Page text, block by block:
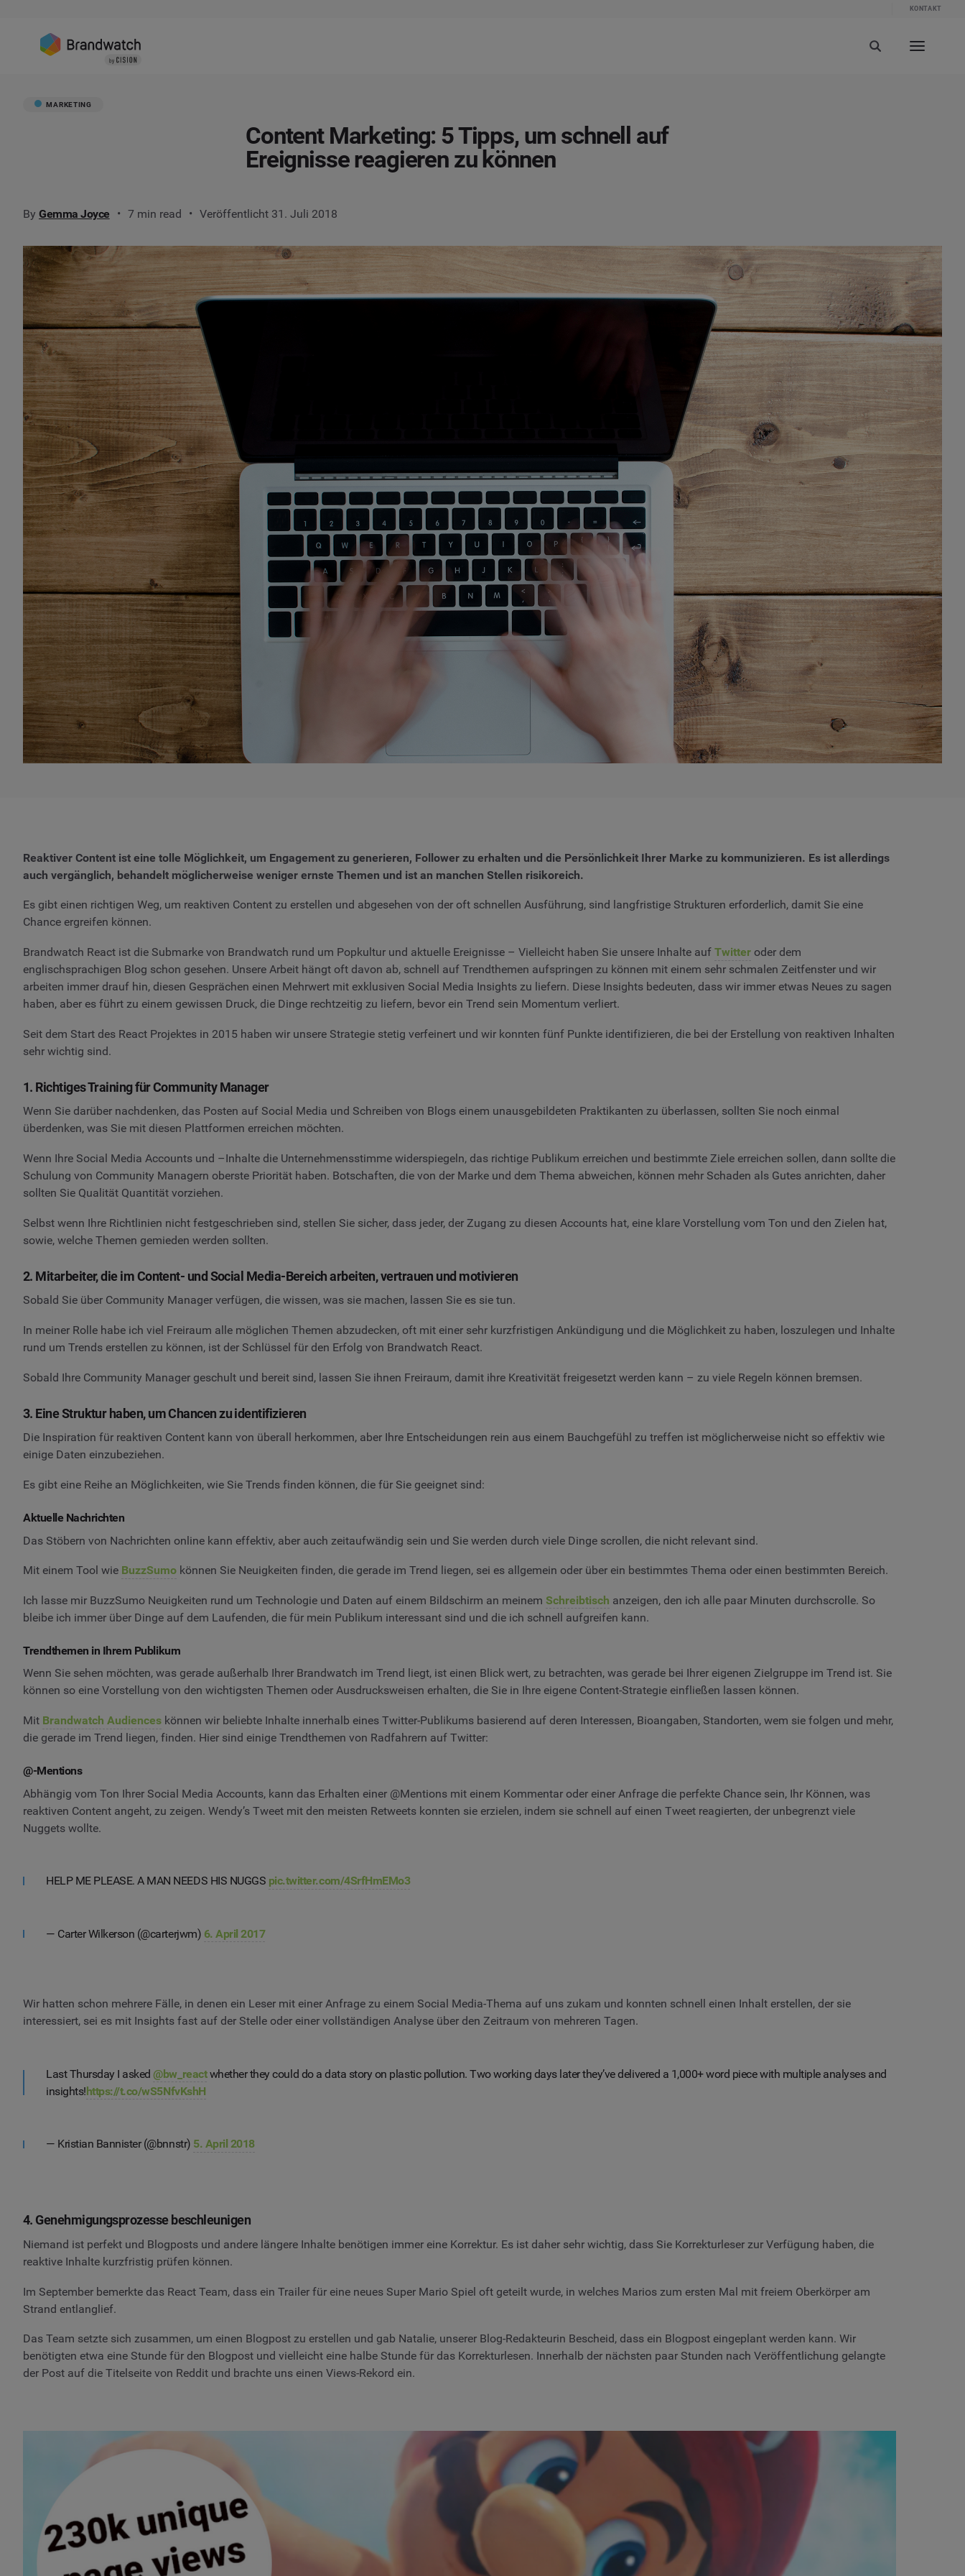
KONTAKT
MARKETING
Content Marketing: 5 Tipps, um schnell auf
Ereignisse reagieren zu können
By Gemma Joyce 7 min read Veröffentlicht 31. Juli 2018
Reaktiver Content ist eine tolle Möglichkeit, um Engagement zu generieren, Follower zu erhalten und die Persönlichkeit Ihrer Marke zu kommunizieren. Es ist allerdings
auch vergänglich, behandelt möglicherweise weniger ernste Themen und ist an manchen Stellen risikoreich.
Es gibt einen richtigen Weg, um reaktiven Content zu erstellen und abgesehen von der oft schnellen Ausführung, sind langfristige Strukturen erforderlich, damit Sie eine
Chance ergreifen können.
Brandwatch React ist die Submarke von Brandwatch rund um Popkultur und aktuelle Ereignisse – Vielleicht haben Sie unsere Inhalte auf Twitter oder dem
englischsprachigen Blog schon gesehen. Unsere Arbeit hängt oft davon ab, schnell auf Trendthemen aufspringen zu können mit einem sehr schmalen Zeitfenster und wir
arbeiten immer drauf hin, diesen Gesprächen einen Mehrwert mit exklusiven Social Media Insights zu liefern. Diese Insights bedeuten, dass wir immer etwas Neues zu sagen
haben, aber es führt zu einem gewissen Druck, die Dinge rechtzeitig zu liefern, bevor ein Trend sein Momentum verliert.
Seit dem Start des React Projektes in 2015 haben wir unsere Strategie stetig verfeinert und wir konnten fünf Punkte identifizieren, die bei der Erstellung von reaktiven Inhalten
sehr wichtig sind.
1. Richtiges Training für Community Manager
Wenn Sie darüber nachdenken, das Posten auf Social Media und Schreiben von Blogs einem unausgebildeten Praktikanten zu überlassen, sollten Sie noch einmal
überdenken, was Sie mit diesen Plattformen erreichen möchten.
Wenn Ihre Social Media Accounts und –Inhalte die Unternehmensstimme widerspiegeln, das richtige Publikum erreichen und bestimmte Ziele erreichen sollen, dann sollte die
Schulung von Community Managern oberste Priorität haben. Botschaften, die von der Marke und dem Thema abweichen, können mehr Schaden als Gutes anrichten, daher
sollten Sie Qualität Quantität vorziehen.
Selbst wenn Ihre Richtlinien nicht festgeschrieben sind, stellen Sie sicher, dass jeder, der Zugang zu diesen Accounts hat, eine klare Vorstellung vom Ton und den Zielen hat,
sowie, welche Themen gemieden werden sollten.
2. Mitarbeiter, die im Content- und Social Media-Bereich arbeiten, vertrauen und motivieren
Sobald Sie über Community Manager verfügen, die wissen, was sie machen, lassen Sie es sie tun.
In meiner Rolle habe ich viel Freiraum alle möglichen Themen abzudecken, oft mit einer sehr kurzfristigen Ankündigung und die Möglichkeit zu haben, loszulegen und Inhalte
rund um Trends erstellen zu können, ist der Schlüssel für den Erfolg von Brandwatch React.
Sobald Ihre Community Manager geschult und bereit sind, lassen Sie ihnen Freiraum, damit ihre Kreativität freigesetzt werden kann – zu viele Regeln können bremsen.
3. Eine Struktur haben, um Chancen zu identifizieren
Die Inspiration für reaktiven Content kann von überall herkommen, aber Ihre Entscheidungen rein aus einem Bauchgefühl zu treffen ist möglicherweise nicht so effektiv wie
einige Daten einzubeziehen.
Es gibt eine Reihe an Möglichkeiten, wie Sie Trends finden können, die für Sie geeignet sind:
Aktuelle Nachrichten
Das Stöbern von Nachrichten online kann effektiv, aber auch zeitaufwändig sein und Sie werden durch viele Dinge scrollen, die nicht relevant sind.
Mit einem Tool wie BuzzSumo können Sie Neuigkeiten finden, die gerade im Trend liegen, sei es allgemein oder über ein bestimmtes Thema oder einen bestimmten Bereich.
Ich lasse mir BuzzSumo Neuigkeiten rund um Technologie und Daten auf einem Bildschirm an meinem Schreibtisch anzeigen, den ich alle paar Minuten durchscrolle. So
bleibe ich immer über Dinge auf dem Laufenden, die für mein Publikum interessant sind und die ich schnell aufgreifen kann.
Trendthemen in Ihrem Publikum
Wenn Sie sehen möchten, was gerade außerhalb Ihrer Brandwatch im Trend liegt, ist einen Blick wert, zu betrachten, was gerade bei Ihrer eigenen Zielgruppe im Trend ist. Sie
können so eine Vorstellung von den wichtigsten Themen oder Ausdrucksweisen erhalten, die Sie in Ihre eigene Content-Strategie einfließen lassen können.
Mit Brandwatch Audiences können wir beliebte Inhalte innerhalb eines Twitter-Publikums basierend auf deren Interessen, Bioangaben, Standorten, wem sie folgen und mehr,
die gerade im Trend liegen, finden. Hier sind einige Trendthemen von Radfahrern auf Twitter:
@-Mentions
Abhängig vom Ton Ihrer Social Media Accounts, kann das Erhalten einer @Mentions mit einem Kommentar oder einer Anfrage die perfekte Chance sein, Ihr Können, was
reaktiven Content angeht, zu zeigen. Wendy’s Tweet mit den meisten Retweets konnten sie erzielen, indem sie schnell auf einen Tweet reagierten, der unbegrenzt viele
Nuggets wollte.
HELP ME PLEASE. A MAN NEEDS HIS NUGGS pic.twitter.com/4SrfHmEMo3
— Carter Wilkerson (@carterjwm) 6. April 2017
Wir hatten schon mehrere Fälle, in denen ein Leser mit einer Anfrage zu einem Social Media-Thema auf uns zukam und konnten schnell einen Inhalt erstellen, der sie
interessiert, sei es mit Insights fast auf der Stelle oder einer vollständigen Analyse über den Zeitraum von mehreren Tagen.
Last Thursday I asked @bw_reactwhether they could do a data story on plastic pollution. Two working days later they’ve delivered a 1,000+ word piece with multiple analyses and
insights!https://t.co/wS5NfvKshH
— Kristian Bannister (@bnnstr) 5. April 2018
4. Genehmigungsprozesse beschleunigen
Niemand ist perfekt und Blogposts und andere längere Inhalte benötigen immer eine Korrektur. Es ist daher sehr wichtig, dass Sie Korrekturleser zur Verfügung haben, die
reaktive Inhalte kurzfristig prüfen können.
Im September bemerkte das React Team, dass ein Trailer für eine neues Super Mario Spiel oft geteilt wurde, in welches Marios zum ersten Mal mit freiem Oberkörper am
Strand entlanglief.
Das Team setzte sich zusammen, um einen Blogpost zu erstellen und gab Natalie, unserer Blog-Redakteurin Bescheid, dass ein Blogpost eingeplant werden kann. Wir
benötigten etwa eine Stunde für den Blogpost und vielleicht eine halbe Stunde für das Korrekturlesen. Innerhalb der nächsten paar Stunden nach Veröffentlichung gelangte
der Post auf die Titelseite von Reddit und brachte uns einen Views-Rekord ein.